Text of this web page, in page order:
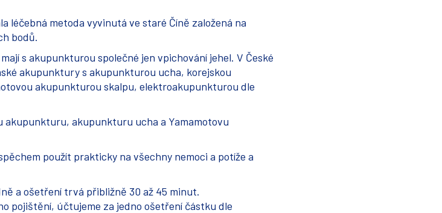
léčebná metoda vyvinutá ve staré Číně založená na
bodů.
s akupunkturou společné jen vpichování jehel. V České
akupunktury s akupunkturou ucha, korejskou
akupunkturou skalpu, elektroakupunkturou dle
akupunkturu, akupunkturu ucha a Yamamotovu
použít prakticky na všechny nemoci a potíže a
a ošetření trvá přibližně 30 až 45 minut.
pojištění, účtujeme za jedno ošetření částku dle